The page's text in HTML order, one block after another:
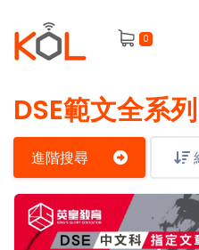
0
進
階
尋
會
員
我
DSE範文全系列
進階搜尋